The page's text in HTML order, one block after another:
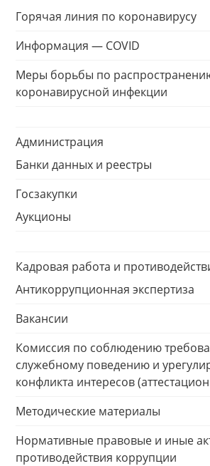
Горячая линия по коронавирусу
Информация — COVID
Меры борьбы по
коронавирусной инфекции
Администрация
Банки данных и реестры
Госзакупки
Аукционы
Кадровая работа и
Антикоррупционная экспертиза
Вакансии
Комиссия по соблюдению
служебному поведению и
конфликта интересов
Методические материалы
Нормативные правовые и иные
противодействия коррупции